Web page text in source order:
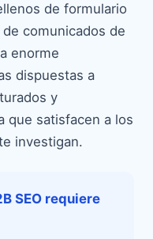
de formulario
comunicados de
enorme
dispuestas a
y
que satisfacen a los
investigan.
SEO requiere